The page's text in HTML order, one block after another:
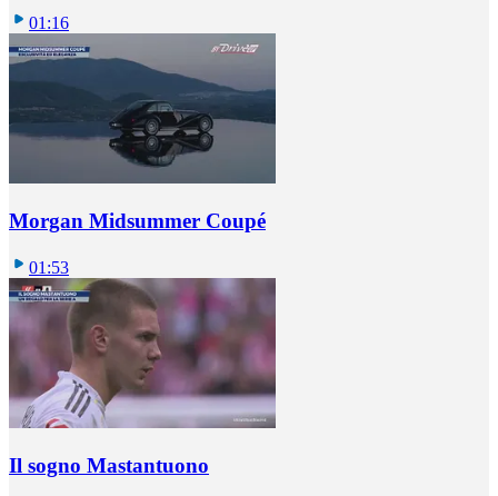
01:16
Morgan Midsummer Coupé
01:53
Il sogno Mastantuono